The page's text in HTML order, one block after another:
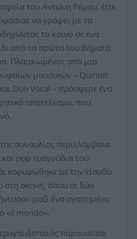
του Αντώνη Ρέμου, έτσι
να γράψει με τα
το κοινό σε ένα
από τα πρώτα του βήματα
Πλαισιωμένος από μια
μουσικών – Quintet
Duo Vocal – πρόσφερε ένα
αποτέλεσμα, που
συναυλίας περιελάμβανε
pop τραγούδια του
κορυφώθηκε με την είσοδο
στη σκηνή, όπου οι δύο
μαζί ένα αγαπημένο
«il mondo».
παρουσίασε